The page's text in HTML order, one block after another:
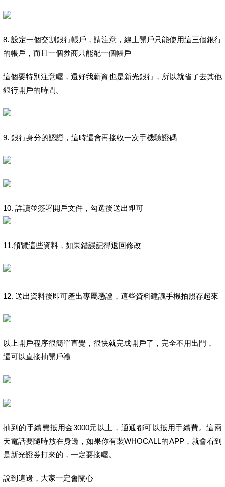
8. 設定一個交割銀行帳戶，請注意，線上開戶只能使用這三個銀行
的帳戶，而且一個券商只能配一個帳戶
這個要特別注意喔，還好我薪資也是新光銀行，所以就省了去其他
銀行開戶的時間。
9. 銀行身分的認證，這時還會再接收一次手機驗證碼
10. 詳讀並簽署開戶文件，勾選後送出即可
11.預覽這些資料，如果錯誤記得返回修改
12. 送出資料後即可產出專屬憑證，這些資料建議手機拍照存起來
以上開戶程序很簡單直覺，很快就完成開戶了，完全不用出門，
還可以直接抽開戶禮
抽到的手續費抵用金3000元以上，通通都可以抵用手續費。這兩
天電話要隨時放在身邊，如果你有裝WHOCALL的APP，就會看到
是新光證券打來的，一定要接喔。
說到這邊，大家一定會關心